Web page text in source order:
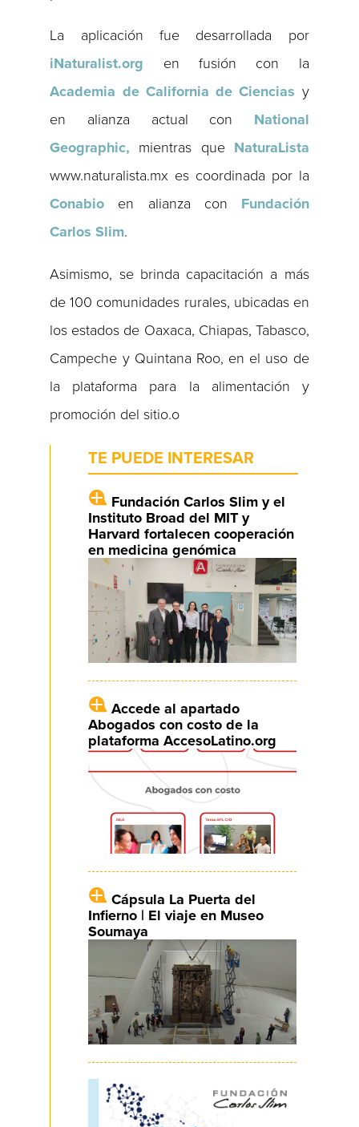
La aplicación fue desarrollada por
iNaturalist.org en fusión con la
Academia de California de Ciencias y
en alianza actual con National
Geographic, mientras que NaturaLista
www.naturalista.mx es coordinada por la
Conabio en alianza con Fundación
Carlos Slim.
Asimismo, se brinda capacitación a más
de 100 comunidades rurales, ubicadas en
los estados de Oaxaca, Chiapas, Tabasco,
Campeche y Quintana Roo, en el uso de
la plataforma para la alimentación y
promoción del sitio.o
TE PUEDE INTERESAR
Fundación Carlos Slim y el
Instituto Broad del MIT y
Harvard fortalecen cooperación
en medicina genómica
Accede al apartado
Abogados con costo de la
plataforma AccesoLatino.org
Cápsula La Puerta del
Infierno | El viaje en Museo
Soumaya